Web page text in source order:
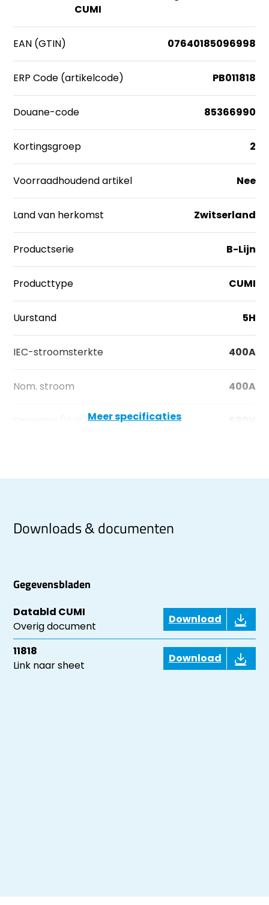
CUMI
EAN (GTIN) 07640185096998
ERP Code (artikelcode) PB011818
Douane-code 85366990
Kortingsgroep 2
Voorraadhoudend artikel Nee
Land van herkomst Zwitserland
Productserie B-Lijn
Producttype CUMI
Uurstand 5H
IEC-stroomsterkte 400A
Nom. stroom 400A
Spanning (Volt)Meer specificaties
Downloads & documenten
Gegevensbladen
Databld CUMI
Overig document
Download
11818
Link naar sheet
Download